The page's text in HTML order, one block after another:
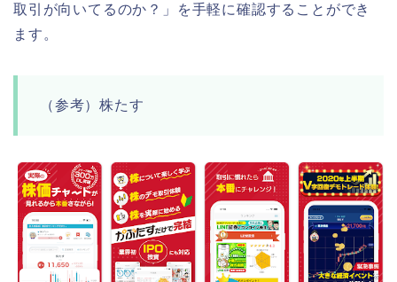
取引が向いてるのか？」を手軽に確認することができ
ます。
（参考）株たす